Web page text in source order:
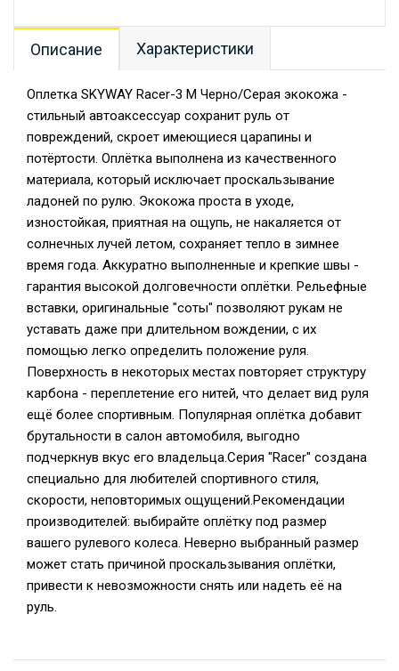
Описание Характеристики
Оплетка SKYWAY Racer-3 M Черно/Серая экокожа -
стильный автоаксессуар сохранит руль от
повреждений, скроет имеющиеся царапины и
потёртости. Оплётка выполнена из качественного
материала, который исключает проскальзывание
ладоней по рулю. Экокожа проста в уходе,
изностойкая, приятная на ощупь, не накаляется от
солнечных лучей летом, сохраняет тепло в зимнее
время года. Аккуратно выполненные и крепкие швы -
гарантия высокой долговечности оплётки. Рельефные
вставки, оригинальные "соты" позволяют рукам не
уставать даже при длительном вождении, с их
помощью легко определить положение руля.
Поверхность в некоторых местах повторяет структуру
карбона - переплетение его нитей, что делает вид руля
ещё более спортивным. Популярная оплётка добавит
брутальности в салон автомобиля, выгодно
подчеркнув вкус его владельца.Серия "Racer" создана
специально для любителей спортивного стиля,
скорости, неповторимых ощущений.Рекомендации
производителей: выбирайте оплётку под размер
вашего рулевого колеса. Неверно выбранный размер
может стать причиной проскальзывания оплётки,
привести к невозможности снять или надеть её на
руль.